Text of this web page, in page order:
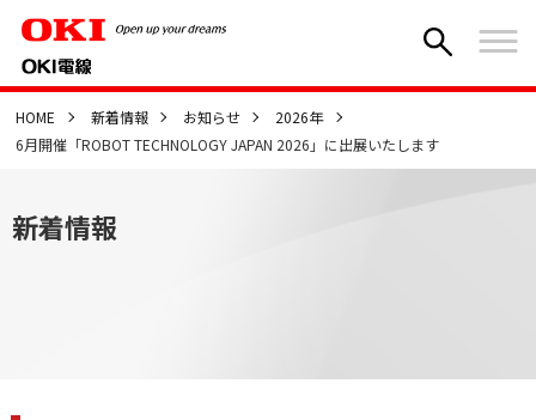
HOME 新着情報 お知らせ
2026年
6月開催「ROBOT TECHNOLOGY JAPAN 2026」に出展いたします
新着情報